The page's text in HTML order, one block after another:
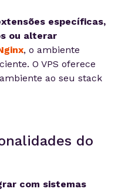
específicas,
ou alterar
, o ambiente
O VPS oferece
ao seu stack
do
com sistemas